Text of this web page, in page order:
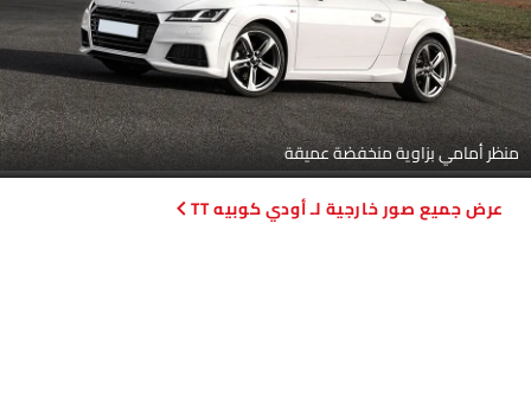
منظر أمامي بزاوية منخفضة عميقة
صور خارجية لـ أودي كوبيه TT